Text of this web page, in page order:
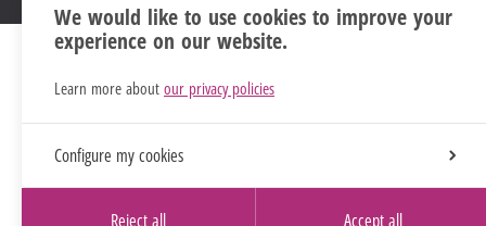
We would like to use cookies to improve your
experience on our website.
Learn more about our privacy policies
Configure my cookies
Reject all Accept all